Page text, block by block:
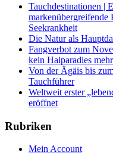
Tauchdestinationen |
markenübergreifende
Seekrankheit
Die Natur als
Fangverbot zum
kein Haiparadies
Von der Ägäis bis
Tauchführer
Weltweit erster
eröffnet
Rubriken
Mein Account